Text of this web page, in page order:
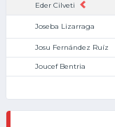
Eder Cilveti
Joseba Lizarraga
Josu Fernández Ruíz
Joucef Bentria